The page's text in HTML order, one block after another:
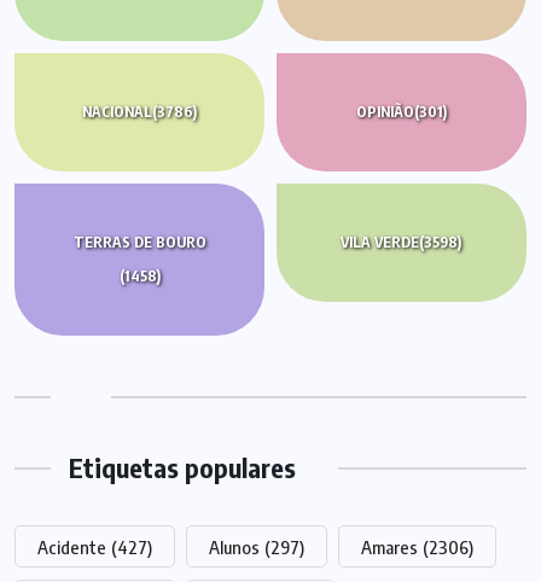
NACIONAL(3786) OPINIÃO(301)
TERRAS DE BOURO
(1458)
VILA VERDE(3598)
Etiquetas populares
Acidente (427) Alunos (297) Amares (2306)